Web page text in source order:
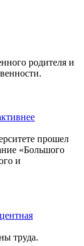
родителя и
прошел
«Большого
и
труда.